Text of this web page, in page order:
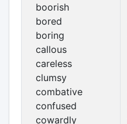
boorish
bored
boring
callous
careless
clumsy
combative
confused
cowardly